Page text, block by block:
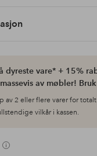
dyreste vare* + 15%
av møbler!
av 2 eller flere varer for
vilkår i kassen.